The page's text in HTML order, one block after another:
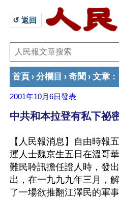
↺ 返回
首頁 › 分欄目 › 奇聞 › 文章 ：
2001年10月6日發表
中共和本拉登有私下祕
【人民報消息】自由時報
運人士魏京生五日在溫哥
難民聆訊擔任證人時，發
出，在一九九九年三月，
了一場欲推翻江澤民的軍